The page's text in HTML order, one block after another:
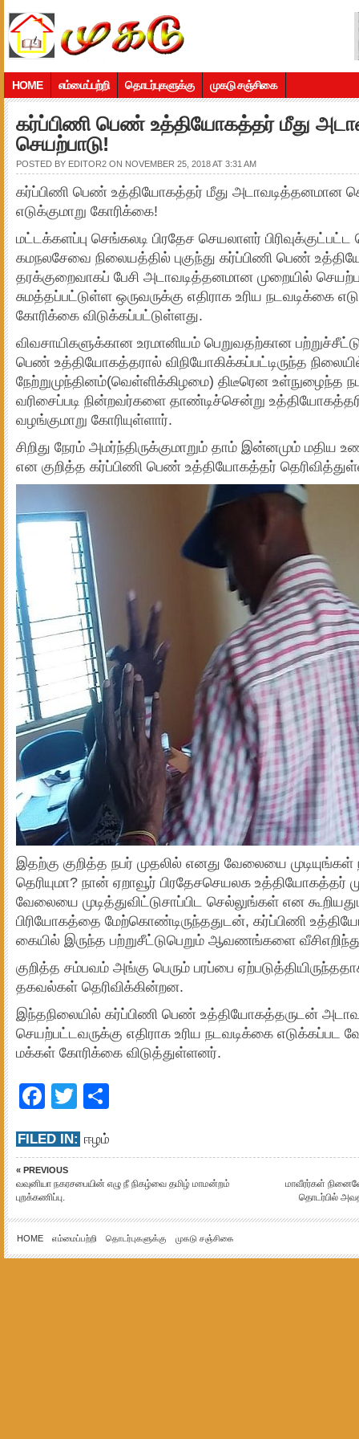
HOME எம்மைப்பற்றி தொடர்புகளுக்கு முகடு சஞ்சிகை
கர்ப்பிணி பெண் உத்தியோகத்தர் மீது
செயற்பாடு!
POSTED BY EDITOR2 ON NOVEMBER 25, 2018 AT 3:31 AM
கர்ப்பிணி பெண் உத்தியோகத்தர் மீது அடாவடித்தனமான
எடுக்குமாறு கோரிக்கை!
மட்டக்களப்பு செங்கலடி பிரதேச செயலாளர்
கமநலசேவை நிலையத்தில் புகுந்து கர்ப்பிணி பெண்
தரக்குறைவாகப் பேசி அடாவடித்தனமான முறையில்
சுமத்தப்பட்டுள்ள ஒருவருக்கு எதிராக உரிய நடவடிக்கை
கோரிக்கை விடுக்கப்பட்டுள்ளது.
விவசாயிகளுக்கான உரமானியம் பெறுவதற்கான
பெண் உத்தியோகத்தரால் விநியோகிக்கப்பட்டிருந்த
நேற்றுமுந்தினம்(வெள்ளிக்கிழமை) திடீரென உள்நுழைந்த
வரிசைப்படி நின்றவர்களை தாண்டிச்சென்று
வழங்குமாறு கோரியுள்ளார்.
சிறிது நேரம் அமர்ந்திருக்குமாறும் தாம் இன்னமும்
என குறித்த கர்ப்பிணி பெண் உத்தியோகத்தர்
இதற்கு குறித்த நபர் முதலில் எனது வேலையை
தெரியுமா? நான் ஏறாவூர் பிரதேசசெயலக உத்தியோகத்தர்
வேலையை முடித்துவிட்டுசாப்பிட செல்லுங்கள் என
பிரியோகத்தை மேற்கொண்டிருந்ததுடன், கர்ப்பிணி
கையில் இருந்த பற்றுசீட்டுபெறும் ஆவணங்களை
குறித்த சம்பவம் அங்கு பெரும் பரப்பை
தகவல்கள் தெரிவிக்கின்றன.
இந்தநிலையில் கர்ப்பிணி பெண் உத்தியோகத்தருடன்
செயற்பட்டவருக்கு எதிராக உரிய நடவடிக்கை எடுக்கப்பட
மக்கள் கோரிக்கை விடுத்துள்ளனர்.
Facebook
Twitter
FILED IN: ஈழம்
« PREVIOUS
வவுனியா நகரசபையின் எழு நீ நிகழ்வை தமிழ் மாமன்றம்
புறக்கணிப்பு.
மாவீரர்கள்
தொடர்பில்
HOME எம்மைப்பற்றி தொடர்புகளுக்கு முகடு சஞ்சிகை